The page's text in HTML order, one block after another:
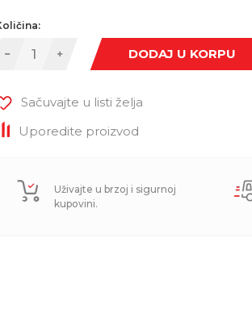
DODAJ U KORPU
Sačuvajte u listi želja
Uporedite proizvod
Uživajte u brzoj i sigurnoj
kupovini.